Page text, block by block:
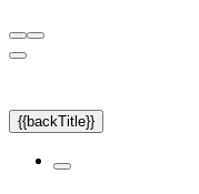
{{backTitle}}